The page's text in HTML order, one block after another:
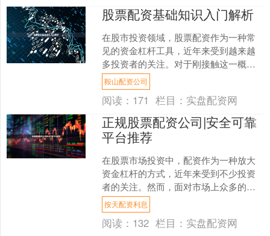
股票配资基础知识入门解析
在股市投资领域，股票配资作为一种常
见的资金杠杆工具，近年来受到越来越
多投资者的关注。对于刚接触这一概念
的投资者而言，理解股票配资的基本原
理、操作流程及风险控制，....
鞍山配资公司
阅读： 171 栏目： 实盘配资网
正规股票配资公司|安全可靠
平台推荐
在股票市场投资中，配资作为一种放大
资金杠杆的方式，近年来受到不少投资
者的关注。然而，面对市场上众多的配
资平台，如何选择正规、安全、可靠的
股票配资公司，成为投资者....
按天配资利息
阅读： 132 栏目： 实盘配资网